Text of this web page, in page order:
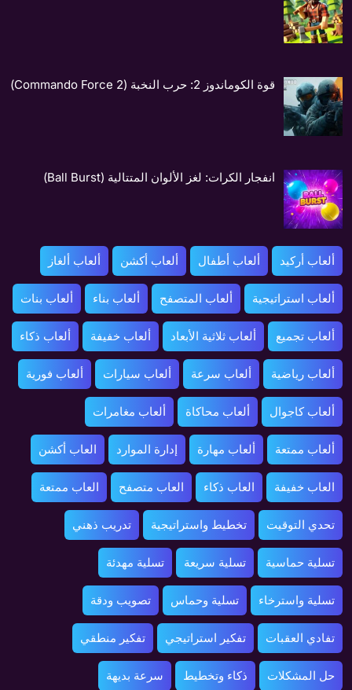
قوة الكوماندوز 2: حرب النخبة (Commando Force 2)
انفجار الكرات: لغز الألوان المتتالية (Ball Burst)
ألعاب أركيد ألعاب أطفال ألعاب أكشن ألعاب ألغاز
ألعاب استراتيجية ألعاب المتصفح ألعاب بناء ألعاب بنات
ألعاب تجميع ألعاب ثلاثية الأبعاد ألعاب خفيفة ألعاب ذكاء
ألعاب رياضية ألعاب سرعة ألعاب سيارات ألعاب فورية
ألعاب كاجوال ألعاب محاكاة ألعاب مغامرات
ألعاب ممتعة ألعاب مهارة إدارة الموارد العاب أكشن
العاب خفيفة العاب ذكاء العاب متصفح العاب ممتعة
تحدي التوقيت تخطيط واستراتيجية تدريب ذهني
تسلية حماسية تسلية سريعة تسلية مهدئة
تسلية واسترخاء تسلية وحماس تصويب ودقة
تفادي العقبات تفكير استراتيجي تفكير منطقي
حل المشكلات ذكاء وتخطيط سرعة بديهة